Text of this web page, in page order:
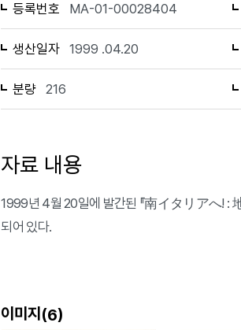
등록번호 MA-01-00028404
생산일자 1999 .04.20
분량 216
자료 내용
1999년 4월 20일에 발간된 『南イタリアへ! :
되어 있다.
이미지(6)